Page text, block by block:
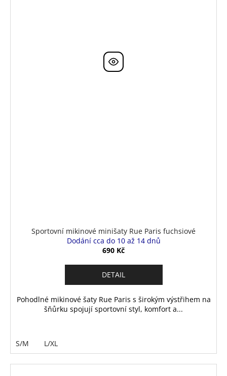
Sportovní mikinové minišaty Rue Paris fuchsiové
Dodání cca do 10 až 14 dnů
690 Kč
DETAIL
Pohodlné mikinové šaty Rue Paris s širokým výstřihem na
šňůrku spojují sportovní styl, komfort a...
S/M L/XL